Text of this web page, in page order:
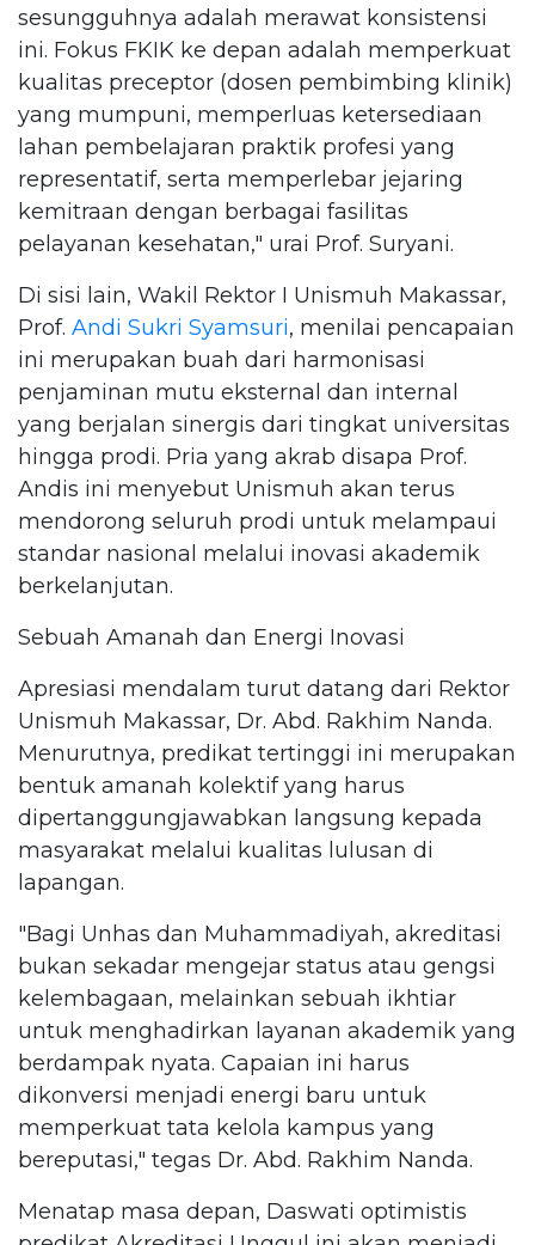
sesungguhnya adalah merawat konsistensi
ini. Fokus FKIK ke depan adalah memperkuat
kualitas preceptor (dosen pembimbing klinik)
yang mumpuni, memperluas ketersediaan
lahan pembelajaran praktik profesi yang
representatif, serta memperlebar jejaring
kemitraan dengan berbagai fasilitas
pelayanan kesehatan," urai Prof. Suryani.
Di sisi lain, Wakil Rektor I Unismuh Makassar,
Prof. Andi Sukri Syamsuri, menilai pencapaian
ini merupakan buah dari harmonisasi
penjaminan mutu eksternal dan internal
yang berjalan sinergis dari tingkat universitas
hingga prodi. Pria yang akrab disapa Prof.
Andis ini menyebut Unismuh akan terus
mendorong seluruh prodi untuk melampaui
standar nasional melalui inovasi akademik
berkelanjutan.
Sebuah Amanah dan Energi Inovasi
Apresiasi mendalam turut datang dari Rektor
Unismuh Makassar, Dr. Abd. Rakhim Nanda.
Menurutnya, predikat tertinggi ini merupakan
bentuk amanah kolektif yang harus
dipertanggungjawabkan langsung kepada
masyarakat melalui kualitas lulusan di
lapangan.
"Bagi Unhas dan Muhammadiyah, akreditasi
bukan sekadar mengejar status atau gengsi
kelembagaan, melainkan sebuah ikhtiar
untuk menghadirkan layanan akademik yang
berdampak nyata. Capaian ini harus
dikonversi menjadi energi baru untuk
memperkuat tata kelola kampus yang
bereputasi," tegas Dr. Abd. Rakhim Nanda.
Menatap masa depan, Daswati optimistis